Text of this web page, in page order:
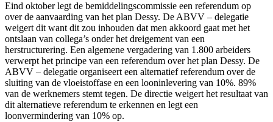
Eind oktober legt de bemiddelingscommissie een referendum op
over de aanvaarding van het plan Dessy. De ABVV – delegatie
weigert dit want dit zou inhouden dat men akkoord gaat met het
ontslaan van collega’s onder het dreigement van een
herstructurering. Een algemene vergadering van 1.800 arbeiders
verwerpt het principe van een referendum over het plan Dessy. De
ABVV – delegatie organiseert een alternatief referendum over de
sluiting van de vloeistoffase en een looninlevering van 10%. 89%
van de werknemers stemt tegen. De directie weigert het resultaat van
dit alternatieve referendum te erkennen en legt een
loonvermindering van 10% op.